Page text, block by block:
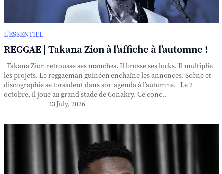
L’ESSENTIEL
REGGAE | Takana Zion à l’affiche à l’automne !
Takana Zion retrousse ses manches. Il brosse ses locks. Il multiplie
les projets. Le reggaeman guinéen enchaîne les annonces. Scène et
discographie se torsadent dans son agenda à l’automne. Le 2
octobre, il joue au grand stade de Conakry. Ce conc...
23 July, 2026